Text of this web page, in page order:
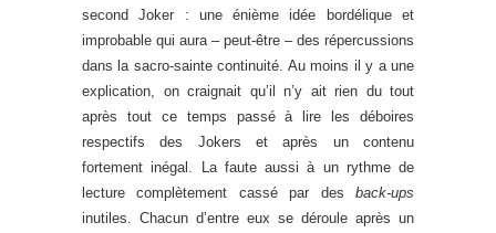
second Joker : une énième idée bordélique et
improbable qui aura – peut-être – des répercussions
dans la sacro-sainte continuité. Au moins il y a une
explication, on craignait qu’il n’y ait rien du tout
après tout ce temps passé à lire les déboires
respectifs des Jokers et après un contenu
fortement inégal. La faute aussi à un rythme de
lecture complètement cassé par des back-ups
inutiles. Chacun d’entre eux se déroule après un